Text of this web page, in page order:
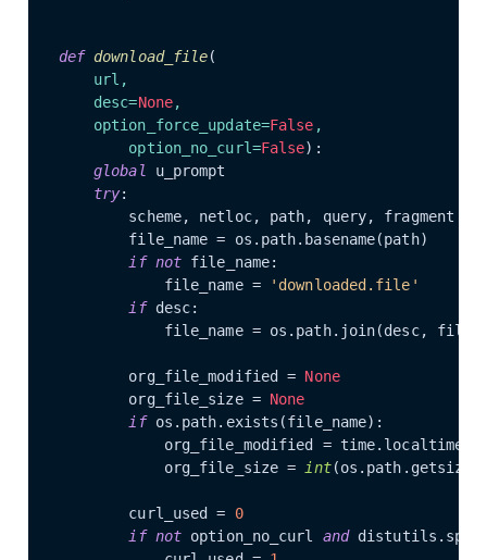
def download_file(
    url,
    desc=
None,
    option_force_update=
False ,
        option_no_curl=
False):
global
u_prompt
try:
scheme, netloc, path, query, fragment =
        file_name = os.path.basename(path)
if not file_name:
            file_name =
'downloaded.file'
if desc:
file_name = os.path.join(desc,
        org_file_modified =
None
        org_file_size =
None
if os.path.exists(file_name):
org_file_modified =
            org_file_size =
int
        curl_used =
0
if not option_no_curl and